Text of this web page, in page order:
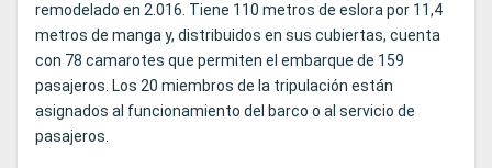
remodelado en 2.016. Tiene 110 metros de eslora por 11,4
metros de manga y, distribuidos en sus cubiertas, cuenta
con 78 camarotes que permiten el embarque de 159
pasajeros. Los 20 miembros de la tripulación están
asignados al funcionamiento del barco o al servicio de
pasajeros.